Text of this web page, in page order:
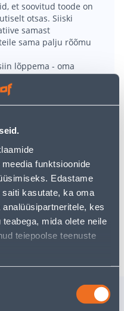
funktsioonide
Edastame
kasutate, ka oma
kes
mida olete neile
teiepoolse teenuste
et soovitud toode on
otsas. Siiski
samast
sama palju rõõmu
lõppema - oma
avalehelevõi
et leida
rehvi külje kõrgus on